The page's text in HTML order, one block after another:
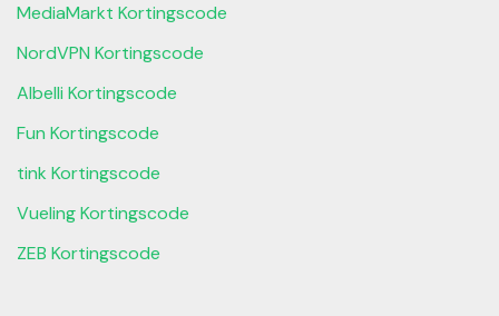
MediaMarkt Kortingscode
NordVPN Kortingscode
Albelli Kortingscode
Fun Kortingscode
tink Kortingscode
Vueling Kortingscode
ZEB Kortingscode